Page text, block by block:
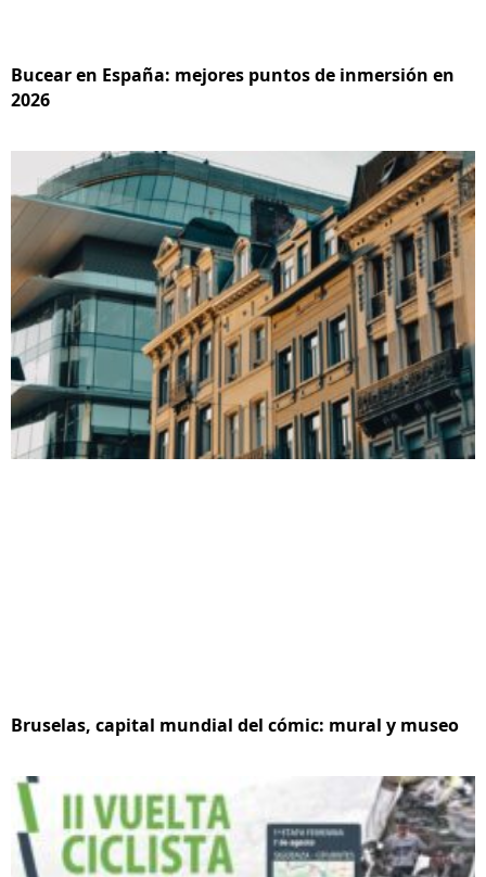
Bucear en España: mejores puntos de inmersión en
2026
Bruselas, capital mundial del cómic: mural y museo